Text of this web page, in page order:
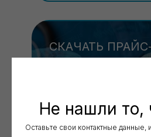
СКАЧАТЬ
Скачать
Не нашли то,
Оставьте свои контактные